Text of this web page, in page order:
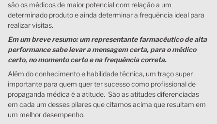
são os médicos de maior potencial com relação a um
determinado produto e ainda determinar a frequência ideal para
realizar visitas.
Em um breve resumo: um representante farmacêutico de alta
performance sabe levar a mensagem certa, para o médico
certo, no momento certo e na frequência correta.
Além do conhecimento e habilidade técnica, um traço super
importante para quem quer ter sucesso como profissional de
propaganda médica é a atitude. São as atitudes diferenciadas
em cada um desses pilares que citamos acima que resultam em
um melhor desempenho.